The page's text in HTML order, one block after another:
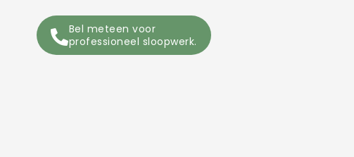
Bel meteen voor
professioneel sloopwerk.